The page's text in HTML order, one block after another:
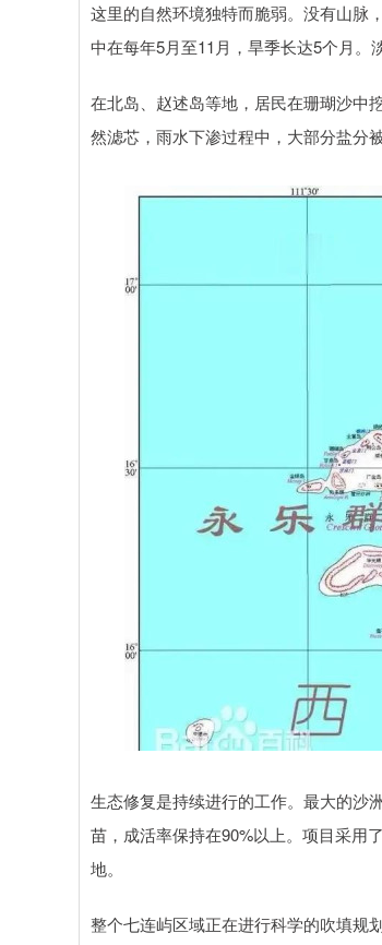
这里的自然环境独特而脆弱。没有山脉
中在每年5月至11月，旱季长达5个月。
在北岛、赵述岛等地，居民在珊瑚沙中
然滤芯，雨水下渗过程中，大部分盐分
生态修复是持续进行的工作。最大的
苗，成活率保持在90%以上。项目采用
地。
整个七连屿区域正在进行科学的吹填规